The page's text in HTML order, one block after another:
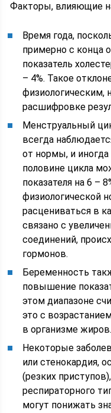
Факторы, влияющие
Время года,
примерно с конца
показатель
– 4%. Такое
физиологическим,
расшифровке
Менструальный
всегда
от нормы, и иногда
половине цикла
показателя на 6 –
физиологической
расцениваться в
связано с
соединений,
гормонов.
Беременность
повышение
этом диапазоне
это с
в организме жиров.
Некоторые
или стенокардия,
(резких
респираторного
могут понижать